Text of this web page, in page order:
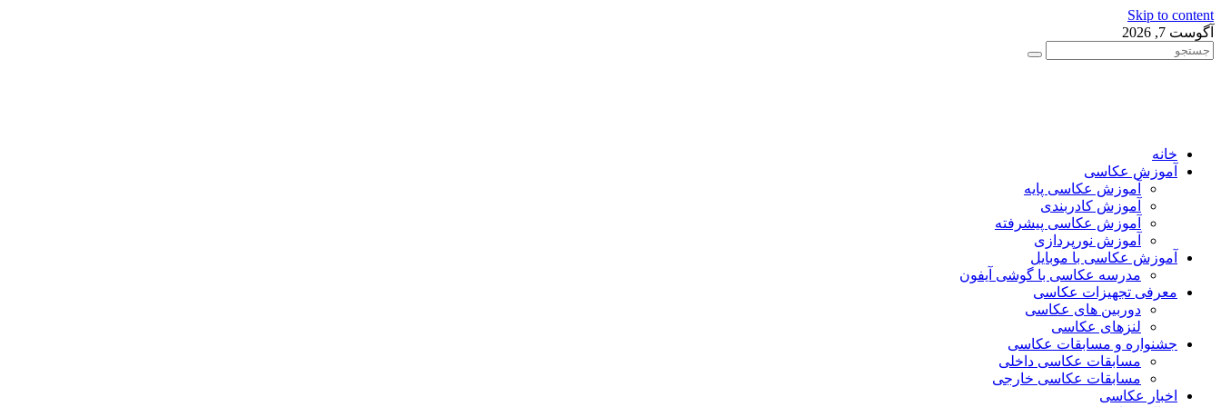
Skip to content
آگوست 7, 2026
خانه
آموزش عکاسی
آموزش عکاسی پایه
آموزش کادربندی
آموزش عکاسی پیشرفته
آموزش نورپردازی
آموزش عکاسی با موبایل
مدرسه عکاسی با گوشی آیفون
معرفی تجهیزات عکاسی
دوربین های عکاسی
لنزهای عکاسی
جشنواره و مسابقات عکاسی
مسابقات عکاسی داخلی
مسابقات عکاسی خارجی
اخبار عکاسی